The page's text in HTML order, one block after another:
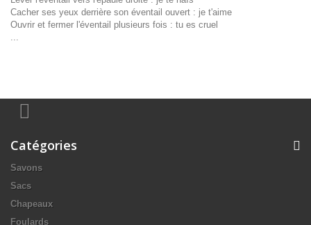
Cacher ses yeux derrière son éventail ouvert : je t'aime
Ouvrir et fermer l'éventail plusieurs fois : tu es cruel
Catégories
Savons
Sacs
Chapeaux
Foulards